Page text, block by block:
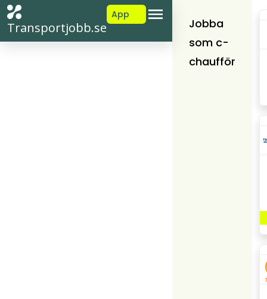
Transportjobb.se
App
Jobba
som c-
chaufför